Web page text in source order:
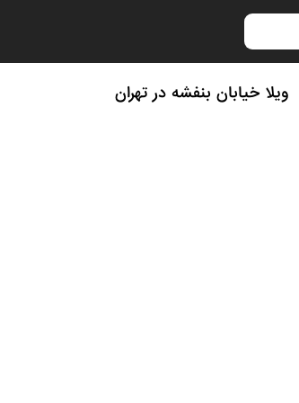
ویلا خیابان بنفشه در تهران